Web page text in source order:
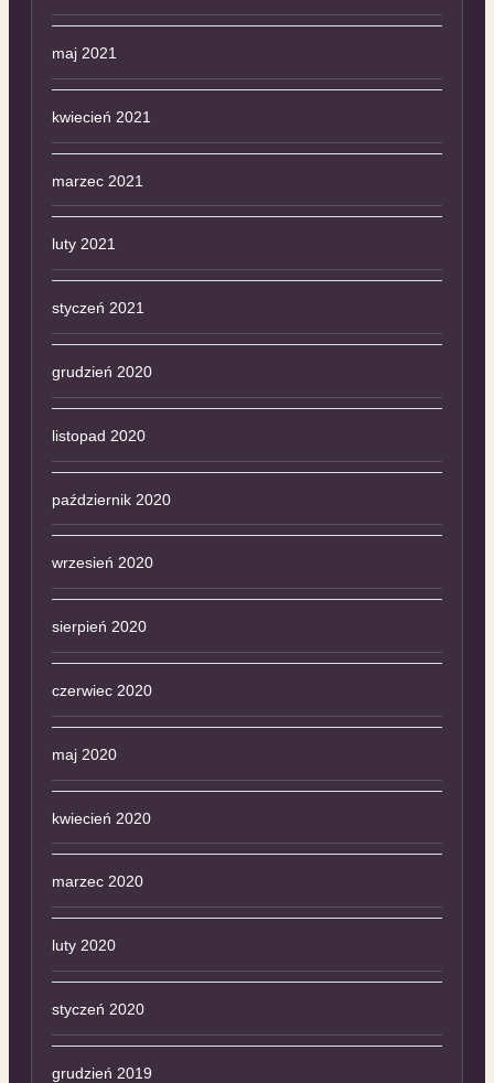
maj 2021
kwiecień 2021
marzec 2021
luty 2021
styczeń 2021
grudzień 2020
listopad 2020
październik 2020
wrzesień 2020
sierpień 2020
czerwiec 2020
maj 2020
kwiecień 2020
marzec 2020
luty 2020
styczeń 2020
grudzień 2019